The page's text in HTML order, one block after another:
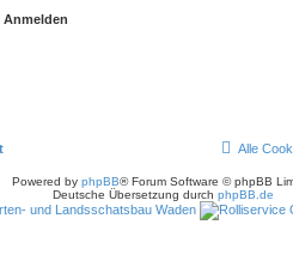
Alle
Powered by phpBB® Forum Software © phpBB
Deutsche Übersetzung durch phpBB.de